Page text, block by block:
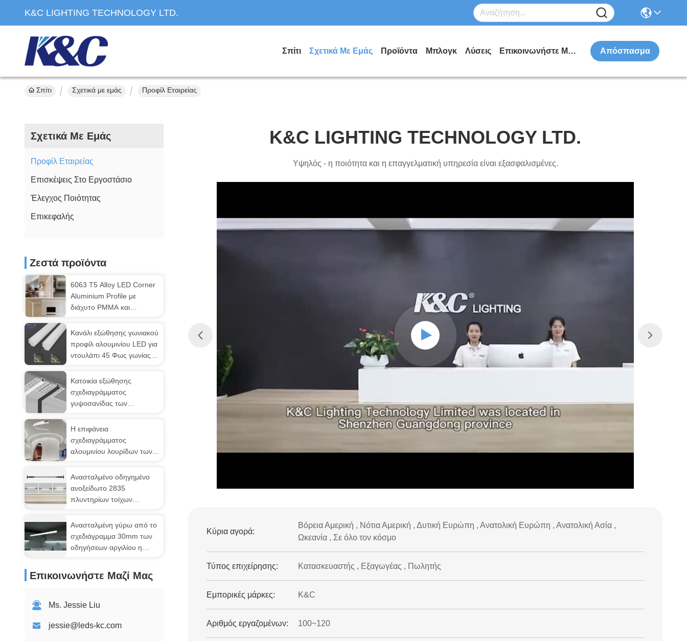
K&C LIGHTING TECHNOLOGY LTD.
Σπίτι Σχετικά Με Εμάς Προϊόντα Μπλογκ Λύσεις Επικοινωνήστε Μαζί Μας Απόσπασμα
Σπίτι Σχετικά με εμάς Προφίλ Εταιρείας
Σχετικά Με Εμάς
Προφίλ Εταιρείας
Επισκέψεις Στο Εργοστάσιο
Έλεγχος Ποιότητας
Επικεφαλής
Ζεστά προϊόντα
6063 T5 Alloy LED Corner
Aluminium Profile με
διάχυτο PMMA και
εγκατάσταση λωρίδας LED
Κανάλι εξώθησης γωνιακού
προφίλ αλουμινίου LED για
ντουλάπι 45 Φως γωνίας
Κατοικία εξώθησης
σχεδιαγράμματος
γυψοσανίδας των
ανώτατο φωτισμό
Η επιφάνεια
σχεδιαγράμματος
αλουμινίου λουρίδων των
έξοχα λεπτά του U
ελεύθερα δείγματα
εξώθησης Bendable Alu
Ανασταλμένο οδηγημένο
ανοξείδωτο 2835
πλυντηρίων τοίχων
μαύρο άσπρο οδηγημένο
σπάδικας σχεδιάγραμμα
λουρίδων
Ανασταλμένη γύρω από το
σχεδιάγραμμα 30mm των
οδηγήσεων αργιλίου η
με το PC διασκόρπισε
οδηγημένο το κάλυψη φως
Επικοινωνήστε Μαζί Μας
Ms. Jessie Liu
jessie@leds-kc.com
K&C LIGHTING TECHNOLOGY LTD.
Υψηλός - η ποιότητα και η επαγγελματική υπηρεσία είναι εξασφαλισμένες.
Κύρια αγορά:
Βόρεια Αμερική , Νότια Αμερική , Δυτική Ευρώπη , Ανατολική Ευρώπη , Ανατολική Ασία ,
Ωκεανία , Σε όλο τον κόσμο
Τύπος επιχείρησης: Κατασκευαστής , Εξαγωγέας , Πωλητής
Εμπορικές μάρκες: K&C
Αριθμός εργαζομένων: 100~120